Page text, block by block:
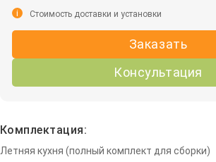
Заказать
Консультация
i Стоимость доставки и установки
Комплектация:
Летняя кухня (полный комплект для сборки)